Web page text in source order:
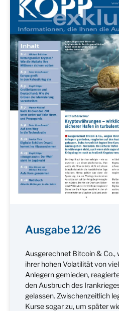
Ausgabe 12/26
Ausgerechnet Bitcoin & Co.,
ihrer hohen Volatilität von
Anlegern gemieden,
den Ausbruch des
gelassen. Zwischenzeitlich
Kurse sogar zu, um später